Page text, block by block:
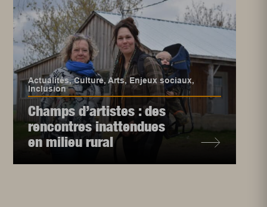
Actualités,Culture,Arts, Enjeux sociaux,
Inclusion
Champs d’artistes : des
rencontres inattendues
en milieu rural